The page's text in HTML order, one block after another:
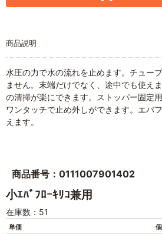
商品説明
水圧の力で水の流れを止めます。チュー
ません。末端だけでなく、途中でも使え
の清掃が楽にできます。ストッパー固定
ワンタッチで止め外しができます。エバ
えます。
商品番号：0111007901402
小ｴﾊﾞﾌﾛｰｷﾘｺ兼用
在庫数：51
単価